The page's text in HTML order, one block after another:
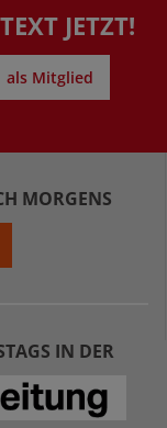
JETZT!
Mitglied
MORGENS
IN DER